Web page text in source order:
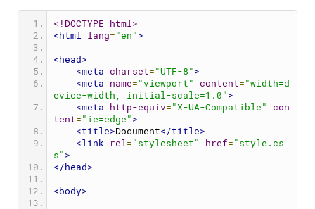
<!DOCTYPE html>
<html
lang= "en" >
<head>
<meta
charset= "UTF-8" >
<meta
name= "viewport" content= "width=d
evice-width, initial-scale=1.0" >
<meta
http-equiv= "X-UA-Compatible"
con
tent= "ie=edge" >
<title>Document</title>
<link
rel= "stylesheet" href= "style.cs
s" >
</head>
<body>